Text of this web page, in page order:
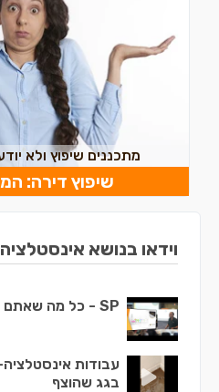
מתכננים שיפוץ ולא
שיפוץ דירה:
וידאו בנושא אינסטלציה
SP - כל מה שאתם לא יודעים על צנרת
עבודות
בגג שהוצף